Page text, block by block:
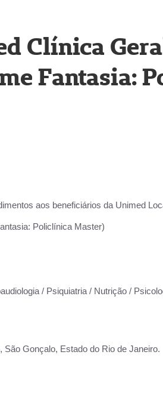
Clínica
Fantasia:
aos beneficiários da Unimed
Policlínica Master)
/ Psiquiatria / Nutrição /
São Gonçalo, Estado do Rio de Janeiro.